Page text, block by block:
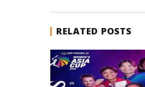
RELATED POSTS